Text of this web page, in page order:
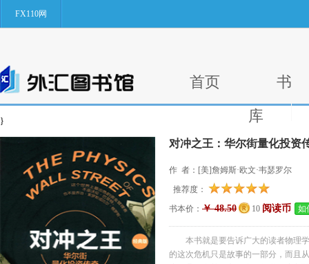
FX110网
首页
书
库
}
对冲之王：华尔街量化投资
作 者：[美]詹姆斯·欧文·韦瑟罗尔
推荐度：
书本价： ￥ 48.50 10 阅读币 如
本书就是要告诉广大的读者物理
的这次危机只是故事的一部分，而且